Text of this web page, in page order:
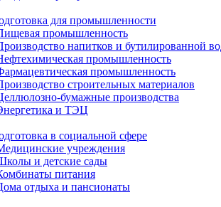
для промышленности
промышленность
напитков и бутилированной
промышленность
промышленность
строительных материалов
бумажные производства
и ТЭЦ
в социальной сфере
учреждения
и детские сады
питания
отдыха и пансионаты